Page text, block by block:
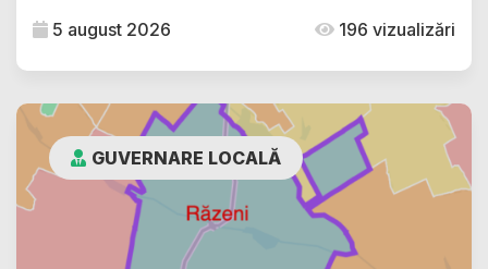
5 august 2026 196 vizualizări
GUVERNARE LOCALĂ